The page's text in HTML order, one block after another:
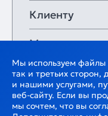
Клиенту
Мои закладки
Мы используем файлы
так и третьих сторон,
и нашими услугами,
веб-сайту. Если вы
мы сочтем, что вы